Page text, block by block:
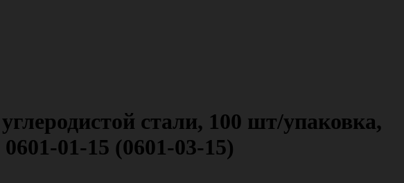
стали, 100 шт/упаковка,
01-15 (0601-03-15)